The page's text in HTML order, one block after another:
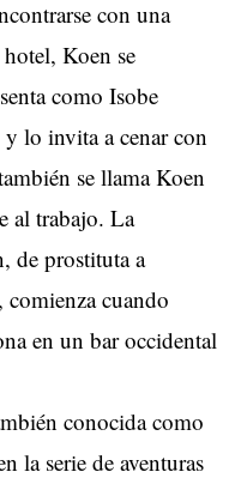
con una
Koen se
como Isobe
lo invita a cenar con
se llama Koen
al trabajo. La
de prostituta a
comienza cuando
en un bar occidental
conocida como
la serie de aventuras